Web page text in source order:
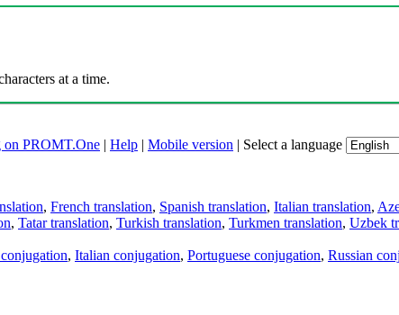
at a time.
on PROMT.One | Help | Mobile version | Select a language
, French translation, Spanish translation, Italian translation,
, Tatar translation, Turkish translation, Turkmen translation, Uzbek
, Italian conjugation, Portuguese conjugation, Russian